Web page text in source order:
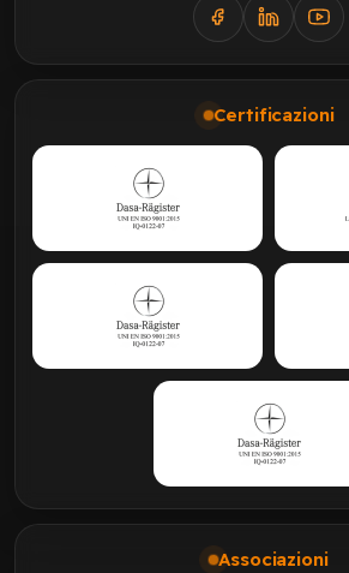
Certificazioni
Associazioni